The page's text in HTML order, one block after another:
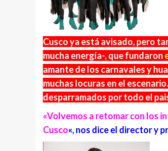
Cusco ya está avisado, pero
mucha energía-, que fundaron
amante de los carnavales y
muchas locuras en el
desparramados por todo el
«Volvemos a retomar con los
Cusco«, nos dice el director y